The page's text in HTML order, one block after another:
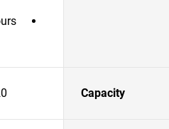
Capacity
20